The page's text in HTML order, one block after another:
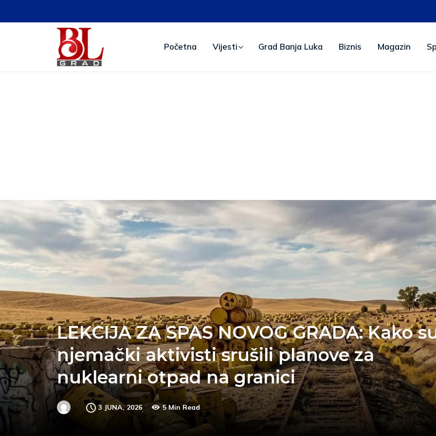
Početna Vijesti Grad Banja Luka Biznis Magazin
LEKCIJA ZA SPAS NOVOG GRADA: Kako
njemački aktivisti srušili planove za
nuklearni otpad na granici
3 JUNA, 2026 5 Min Read